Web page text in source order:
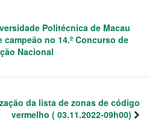
Politécnica de Macau
no 14.º Concurso de
Nacional
da lista de zonas de código
vermelho ( 03.11.2022-09h00)